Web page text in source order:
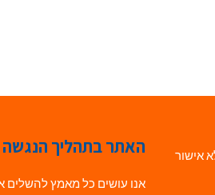
אישור
האתר בתהליך הנגשה
אנו עושים כל מאמץ